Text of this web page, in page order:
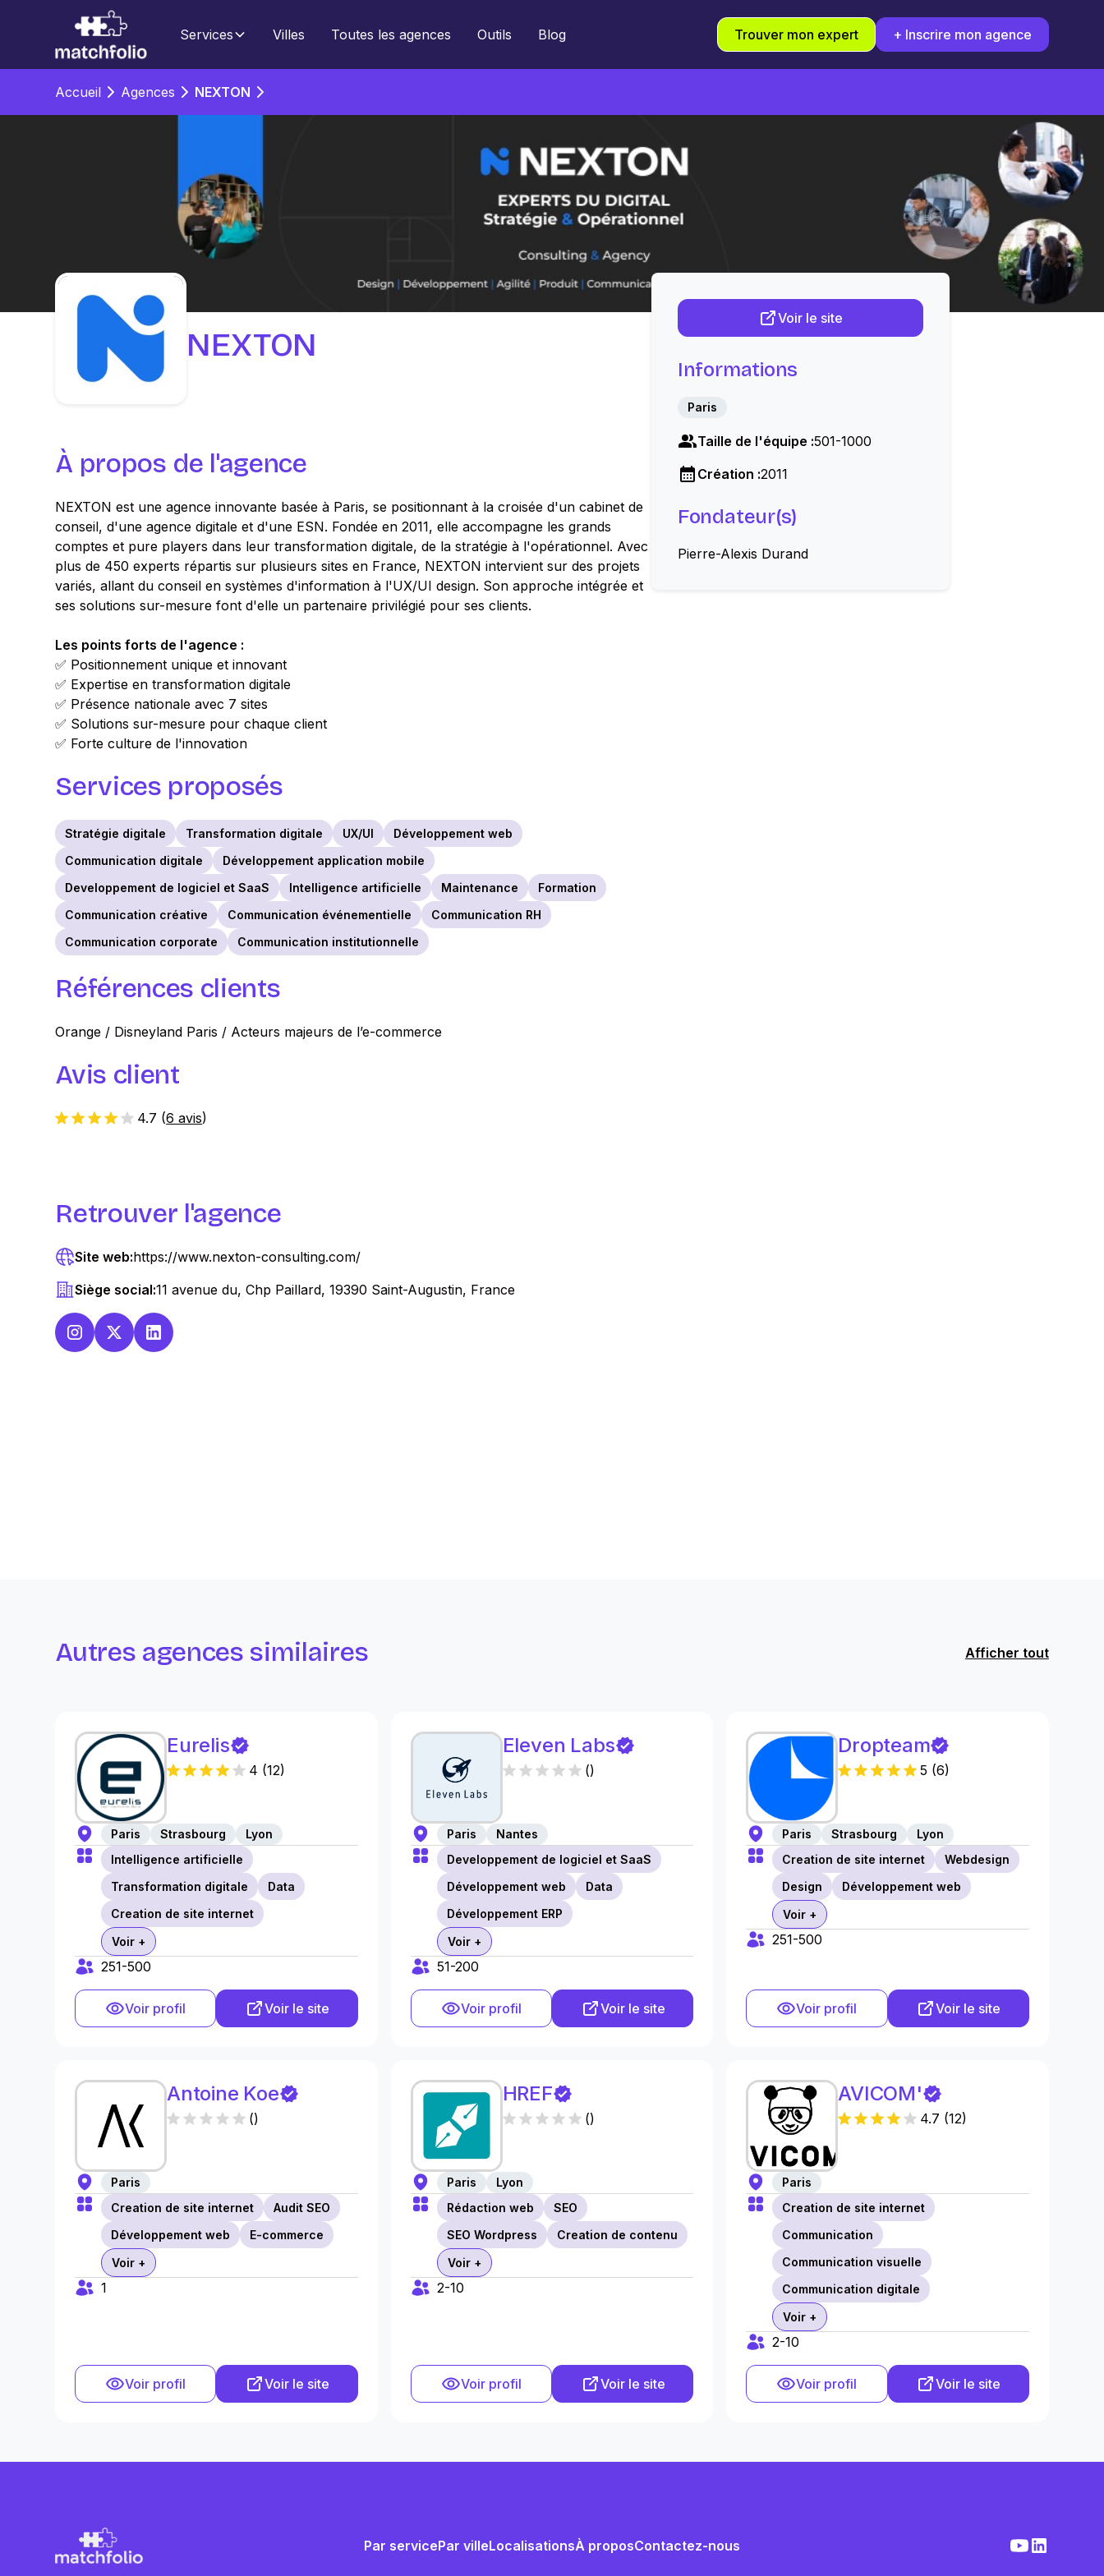
Services Villes Toutes les agences Outils Blog Trouver mon expert + Inscrire mon agence
Accueil Agences NEXTON
NEXTON
À propos de l'agence
NEXTON est une agence innovante basée à Paris, se positionnant à la croisée d'un cabinet de
conseil, d'une agence digitale et d'une ESN. Fondée en 2011, elle accompagne les grands
comptes et pure players dans leur transformation digitale, de la stratégie à l'opérationnel. Avec
plus de 450 experts répartis sur plusieurs sites en France, NEXTON intervient sur des projets
variés, allant du conseil en systèmes d'information à l'UX/UI design. Son approche intégrée et
ses solutions sur-mesure font d'elle un partenaire privilégié pour ses clients.
Les points forts de l'agence :
✅ Positionnement unique et innovant
✅ Expertise en transformation digitale
✅ Présence nationale avec 7 sites
✅ Solutions sur-mesure pour chaque client
✅ Forte culture de l'innovation
Services proposés
Stratégie digitale Transformation digitale UX/UI
Développement web
Communication digitale
Développement application mobile
Developpement de logiciel et SaaS
Intelligence artificielle Maintenance
Formation
Communication créative
Communication événementielle
Communication RH
Communication corporate
Communication institutionnelle
Références clients
Orange / Disneyland Paris / Acteurs majeurs de l’e-commerce
Avis client
4.7 (6 avis)
Voir le site
Informations
Paris
Taille de l'équipe :501-1000
Création :2011
Fondateur(s)
Pierre-Alexis Durand
Retrouver l'agence
Site web:https://www.nexton-consulting.com/
Siège social:11 avenue du, Chp Paillard, 19390 Saint-Augustin, France
Autres agences similaires Afficher tout
Eurelis
4 (12)
Paris Strasbourg
Lyon
Intelligence artificielle
Transformation digitale
Data
Creation de site internet
Voir +
251-500
Voir profil Voir le site
Eleven Labs
()
Paris
Nantes
Developpement de logiciel et SaaS
Développement web
Data
Développement ERP
Voir +
51-200
Voir profil Voir le site
Dropteam
5 (6)
Paris Strasbourg
Lyon
Creation de site internet
Webdesign
Design
Développement web
Voir +
251-500
Voir profil Voir le site
Antoine Koe
()
Paris
Creation de site internet
Audit SEO
Développement web
E-commerce
Voir +
1
Voir profil Voir le site
HREF
()
Paris
Lyon
Rédaction web
SEO
SEO Wordpress
Creation de contenu
Voir +
2-10
Voir profil Voir le site
AVICOM'
4.7 (12)
Paris
Creation de site internet
Communication
Communication visuelle
Communication digitale
Voir +
2-10
Voir profil Voir le site
Par servicePar villeLocalisationsÀ proposContactez-nous